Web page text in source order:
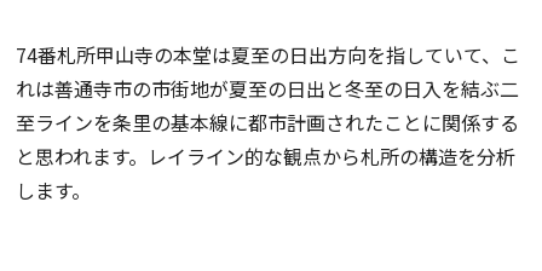
74番札所甲山寺の本堂は夏至の日出方向を指していて、こ
れは善通寺市の市街地が夏至の日出と冬至の日入を結ぶ二
至ラインを条里の基本線に都市計画されたことに関係する
と思われます。レイライン的な観点から札所の構造を分析
します。